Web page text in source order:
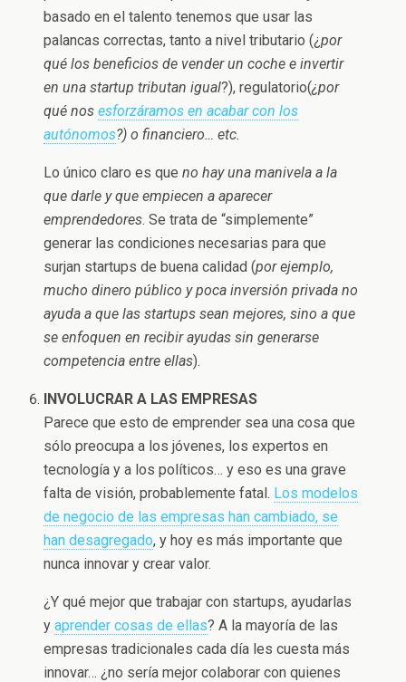
basado en el talento tenemos que usar las
palancas correctas, tanto a nivel tributario (¿por
qué los beneficios de vender un coche e invertir
en una startup tributan igual?), regulatorio(¿por
qué nos esforzáramos en acabar con los
autónomos?) o financiero… etc.
Lo único claro es queno hay una manivela a la
que darle y que empiecen a aparecer
emprendedores. Se trata de “simplemente”
generar las condiciones necesarias para que
surjan startups de buena calidad (por ejemplo,
mucho dinero público y poca inversión privada no
ayuda a que las startups sean mejores, sino a que
se enfoquen en recibir ayudas sin generarse
competencia entre ellas).
INVOLUCRAR A LAS EMPRESAS
Parece que esto de emprender sea una cosa que
sólo preocupa a los jóvenes, los expertos en
tecnología y a los políticos… y eso es una grave
falta de visión, probablemente fatal. Los modelos
de negocio de las empresas han cambiado, se
han desagregado, y hoy es más importante que
nunca innovar y crear valor.
¿Y qué mejor que trabajar con startups, ayudarlas
yaprender cosas de ellas? A la mayoría de las
empresas tradicionales cada día les cuesta más
innovar… ¿no sería mejor colaborar con quienes